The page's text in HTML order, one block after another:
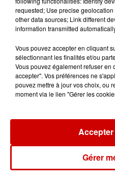
Gagnez
à Coulon
Le Duel -
votre
requested; Use precise
other data sources; Link different
information transmitted
Vous pouvez accepter en cliquant
sélectionnant les finalités et/ou
Vous pouvez également refuser en
accepter". Vos préférences ne
pouvez mettre à jour vos choix, ou
moment via le lien "Gérer les
Gérer